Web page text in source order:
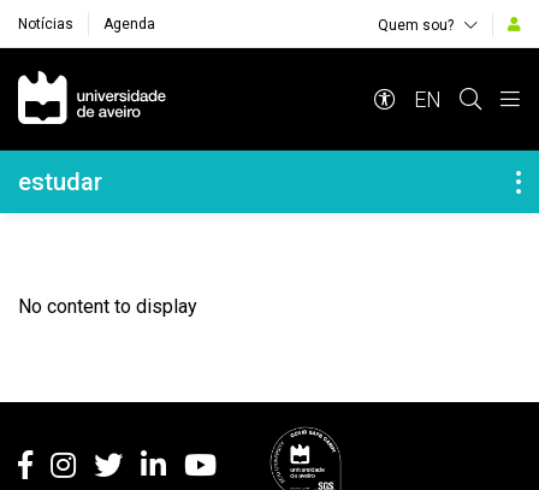
Notícias Agenda Quem sou?
Navegação Principal
EN
Navegação Lateral
estudar
No content to display